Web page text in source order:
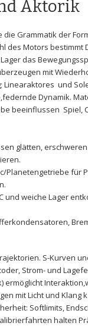
‍Aktorik
Grammatik der⁢
des Motors bestimmt
das
mit
Linearaktores ‍ und
‍Dynamik.
beeinflussen
Spiel,
glätten,⁤
Planetengetriebe für‍
und weiche Lager
S-Kurven
Strom- und
ermöglicht​
mit Licht und
Softlimits,
halten